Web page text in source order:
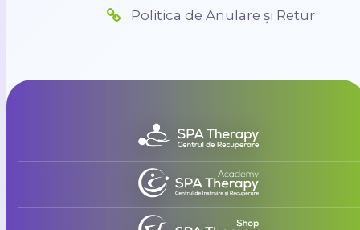
Politica de Anulare și Retur